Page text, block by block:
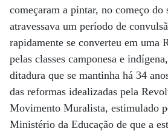
começaram a pintar, no começo
atravessava um período de
rapidamente se converteu em uma
pelas classes camponesa e
ditadura que se mantinha há 34
das reformas idealizadas pela
Movimento Muralista, estimulado
Ministério da Educação de que a